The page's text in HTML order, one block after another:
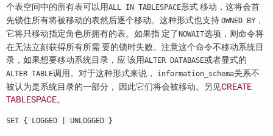
个表空间中的所有表可以用ALL IN TABLESPACE形式 移动，这将会首
先锁住所有将被移动的表然后逐个移动。这种形式也支持 OWNED BY ，
它将只移动指定角色所拥有的表。如果指 定了 NOWAIT选项，则命令将
在无法立刻获得所有所需 要的锁时失败。注意这个命令不移动系统目
录，如果想要移动系统目录，应 该用ALTER DATABASE或者显式的
ALTER TABLE调用。对于这种形式来说， information_schema关系不
被认为是系统目录的一部分， 因此它们将会被移动。另见CREATE
TABLESPACE。
SET { LOGGED | UNLOGGED }